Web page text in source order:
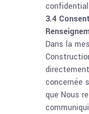
3.4
Dans la
concernée
que Nous